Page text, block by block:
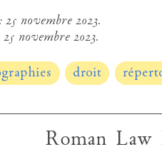
25 novembre 2023.
25 novembre 2023.
droit
Roman Law